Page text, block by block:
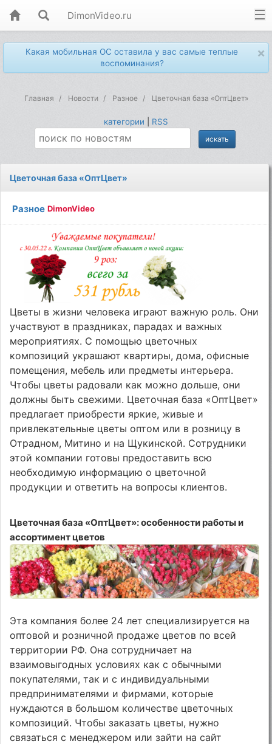
DimonVideo.ru
×
Какая мобильная ОС оставила у вас самые теплые
воспоминания?
Главная Новости Разное Цветочная база «ОптЦвет»
категории RSS
Цветочная база «ОптЦвет»
Разное DimonVideo
Цветы в жизни человека играют важную роль. Они
участвуют в праздниках, парадах и важных
мероприятиях. С помощью цветочных
композиций украшают квартиры, дома, офисные
помещения, мебель или предметы интерьера.
Чтобы цветы радовали как можно дольше, они
должны быть свежими. Цветочная база «ОптЦвет»
предлагает приобрести яркие, живые и
привлекательные цветы оптом или в розницу в
Отрадном, Митино и на Щукинской. Сотрудники
этой компании готовы предоставить всю
необходимую информацию о цветочной
продукции и ответить на вопросы клиентов.
Цветочная база «ОптЦвет»: особенности работы и
ассортимент цветов
Эта компания более 24 лет специализируется на
оптовой и розничной продаже цветов по всей
территории РФ. Она сотрудничает на
взаимовыгодных условиях как с обычными
покупателями, так и с индивидуальными
предпринимателями и фирмами, которые
нуждаются в большом количестве цветочных
композиций. Чтобы заказать цветы, нужно
связаться с менеджером или зайти на сайт